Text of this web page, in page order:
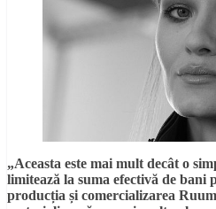
„Aceasta este mai mult decât o
limitează la suma efectivă de
producția și comercializarea